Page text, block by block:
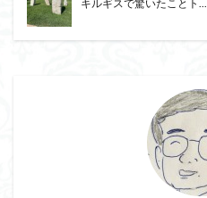
キルギスで驚いたことト...